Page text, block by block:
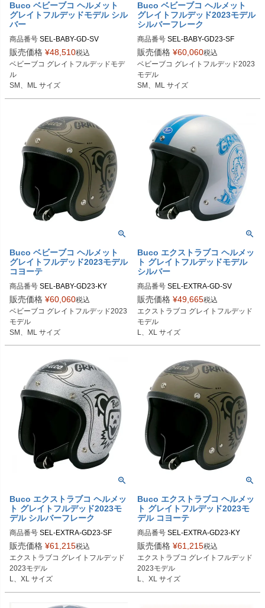
Buco ベビーブコ ヘルメット
グレイトフルデッドモデル シル
バー
商品番号 SEL-BABY-GD-SV
SMサイズ商品コード：0107BBCGF
D083
MLサイズ商品コード：0107BBCGF
販売価格 ¥48,510税込
ベビーブコ グレイトフルデッドモデ
ル
SM、ML サイズ
Buco ベビーブコ ヘルメット
グレイトフルデッド2023モデル
シルバーフレーク
商品番号 SEL-BABY-GD23-SF
SMサイズ商品コード：0107BBCGF
D3083
MLサイズ商品コード：0107BBCGF
Buco（ブコ）
販売価格 ¥60,060税込
ベビーブコ グレイトフルデッド2023
モデル
SM、ML サイズ
Buco ベビーブコ ヘルメット
グレイトフルデッド2023モデル
コヨーテ
商品番号 SEL-BABY-GD23-KY
SMサイズ商品コード：0107BBCGF
D3CY3
MLサイズ商品コード：0107BBCGF
Buco（ブコ）
販売価格 ¥60,060税込
ベビーブコ グレイトフルデッド2023
モデル
SM、ML サイズ
Buco エクストラブコ ヘルメッ
ト グレイトフルデッドモデル
シルバー
商品番号 SEL-EXTRA-GD-SV
Lサイズ商品コード：0107EBCGFD0
85
XLサイズ商品コード：0107EBCGF
Buco（ブコ）
販売価格 ¥49,665税込
エクストラブコ グレイトフルデッド
モデル
L、XL サイズ
Buco エクストラブコ ヘルメッ
ト グレイトフルデッド2023モ
デル シルバーフレーク
商品番号 SEL-EXTRA-GD23-SF
Lサイズ商品コード：0107EBCGFD3
085
XLサイズ商品コード：0107EBCGF
販売価格 ¥61,215税込
エクストラブコ グレイトフルデッド
2023モデル
L、XL サイズ
Buco エクストラブコ ヘルメッ
ト グレイトフルデッド2023モ
デル コヨーテ
商品番号 SEL-EXTRA-GD23-KY
Lサイズ商品コード：0107EBCGFD3
CY5
XLサイズ商品コード：0107EBCGF
販売価格 ¥61,215税込
エクストラブコ グレイトフルデッド
2023モデル
L、XL サイズ